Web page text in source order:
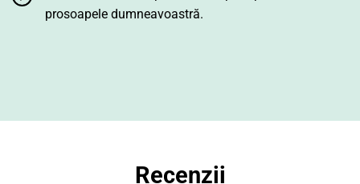
prosoapele dumneavoastră.
Recenzii